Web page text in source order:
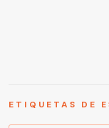
ETIQUETAS DE